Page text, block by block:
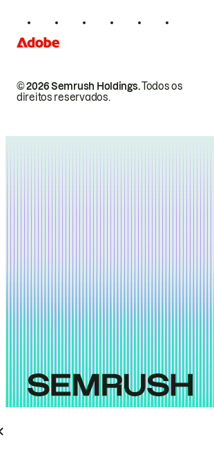
© 2026 Semrush Holdings.Todos os
direitos reservados.